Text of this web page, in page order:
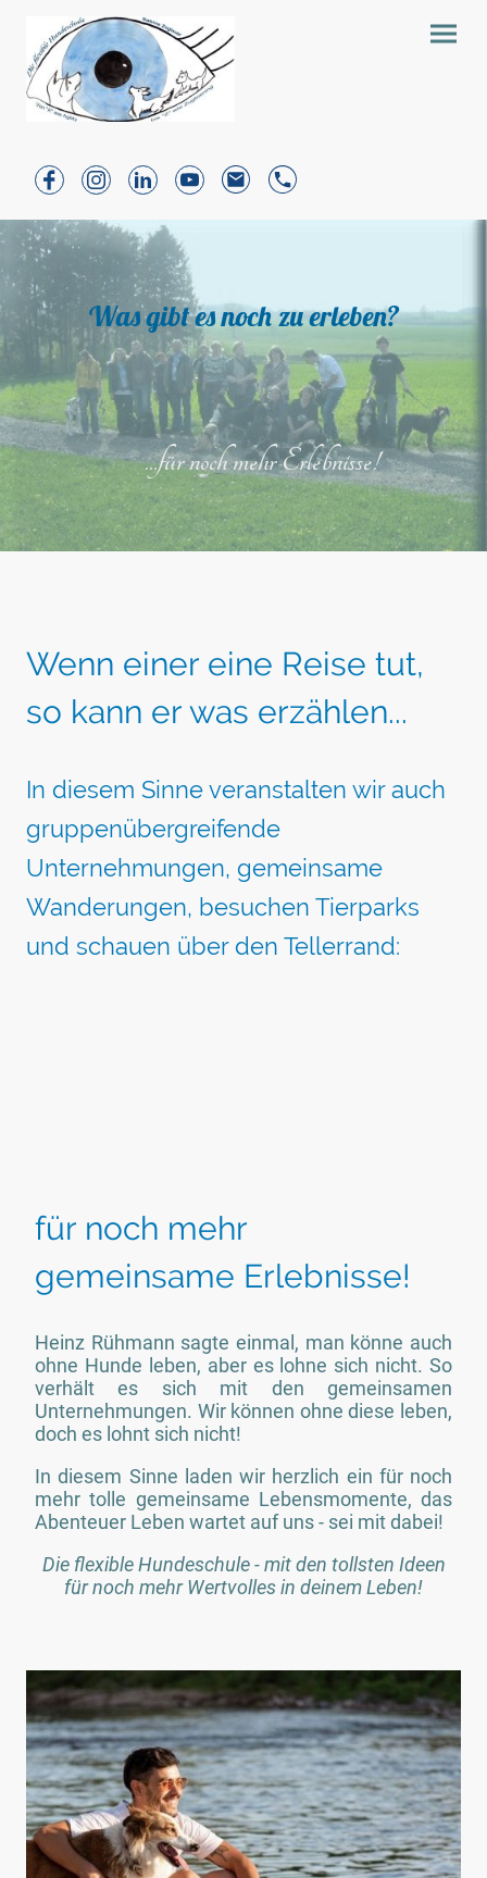
Was gibt es noch zu erleben?
...für noch mehr Erlebnisse!
Wenn einer eine Reise tut,
so kann er was erzählen...
In diesem Sinne veranstalten wir auch
gruppenübergreifende
Unternehmungen, gemeinsame
Wanderungen, besuchen Tierparks
und schauen über den Tellerrand:
für noch mehr
gemeinsame Erlebnisse!
Heinz Rühmann sagte einmal, man könne auch
ohne Hunde leben, aber es lohne sich nicht. So
verhält es sich mit den gemeinsamen
Unternehmungen. Wir können ohne diese leben,
doch es lohnt sich nicht!
In diesem Sinne laden wir herzlich ein für noch
mehr tolle gemeinsame Lebensmomente, das
Abenteuer Leben wartet auf uns - sei mit dabei!
Die flexible Hundeschule - mit den tollsten Ideen
für noch mehr Wertvolles in deinem Leben!